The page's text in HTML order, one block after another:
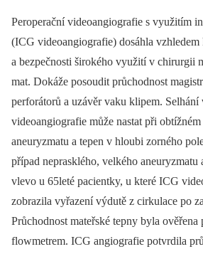
Peroperační videoangiografie s využitím
(ICG videoangiografie) dosáhla vzhledem
a bezpečnosti širokého využití v chirurgii
mat. Dokáže posoudit průchodnost
perforátorů a uzávěr vaku klipem. Selhání
videoangiografie může nastat při
aneuryzmatu a tepen v hloubi zorného
případ neprasklého, velkého aneuryzmatu
vlevo u 65leté pacientky, u které ICG
zobrazila vyřazení výdutě z cirkulace po
Průchodnost mateřské tepny byla ověřena
flowmetrem. ICG angiografie potvrdila